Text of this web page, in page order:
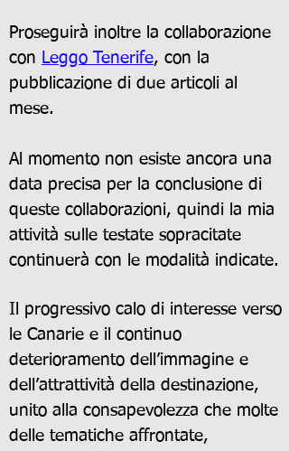
Proseguirà inoltre la collaborazione
con Leggo Tenerife, con la
pubblicazione di due articoli al
mese.
Al momento non esiste ancora una
data precisa per la conclusione di
queste collaborazioni, quindi la mia
attività sulle testate sopracitate
continuerà con le modalità indicate.
Il progressivo calo di interesse verso
le Canarie e il continuo
deterioramento dell’immagine e
dell’attrattività della destinazione,
unito alla consapevolezza che molte
delle tematiche affrontate,